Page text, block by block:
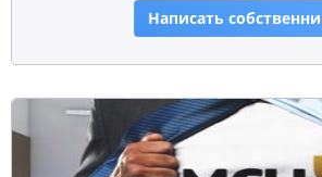
Написать